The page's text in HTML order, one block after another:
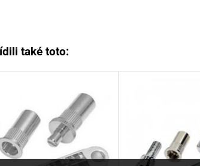
také toto: